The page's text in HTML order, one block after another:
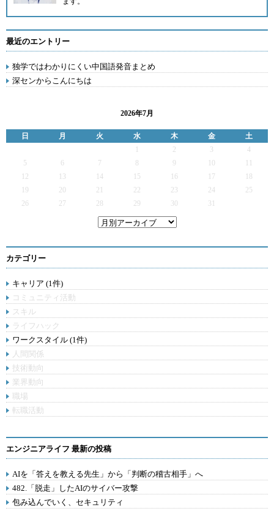
最近のエントリー
独学ではわかりにくい中国語発音まとめ
深センからこんにちは
2026年7月
日 月 火 水 木 金
土
2 3
4
5
6 7 9
12
13 14 15 16 17
19
20 21 22 23 24
25
26
27 28 29 30 31
カテゴリー
キャリア (1件)
コミュニティ活動
スキル
ライフハック
ワークスタイル (1件)
人間関係
技術動向
業界動向
職場
転職活動
エンジニアライフ 最新の投稿
AIを「答えを教える先生」から「判断の稽古相手」へ
482.「脱走」したAIのサイバー攻撃
包み込んでいく、セキュリティ